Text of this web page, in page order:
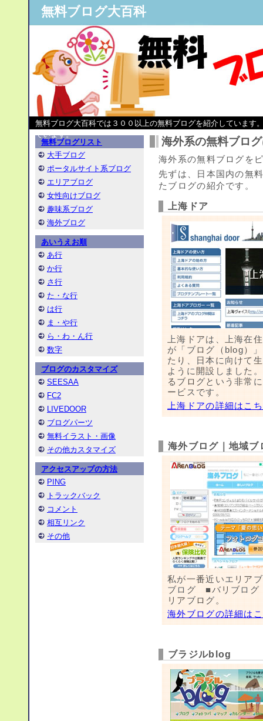
無料ブログ大百科
無料ブログ大百科では３００以上の無料ブログを紹介していま
ています。
海外系の無料ブロ
海外系の無料ブログを
先ずは、日本国内の無
たブログの紹介です。
上海ドア
上海ドアは、上海在
が「ブログ（blog）
たり、日本に向けて
ように開設しました
るブログという非常
ービスです。
上海ドアの詳細はこ
海外ブログ｜地域ブ
私が一番近いエリア
ブログ ■バリブログ
リアブログ。
海外ブログの詳細は
ブラジルblog
無料ブログリスト
大手ブログ
ポータルサイト系ブログ
エリアブログ
女性向けブログ
趣味系ブログ
海外ブログ
あいうえお順
あ行
か行
さ行
た・な行
は行
ま・や行
ら・わ・ん行
数字
ブログのカスタマイズ
SEESAA
FC2
LIVEDOOR
ブログパーツ
無料イラスト・画像
その他カスタマイズ
アクセスアップの方法
PING
トラックバック
コメント
相互リンク
その他